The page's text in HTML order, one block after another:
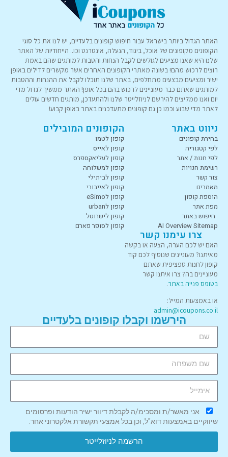
האתר הגדול ביותר בישראל עבור חיפוש קופונים בלעדיים, יש לנו את כל סוגי
הקופונים מקופונים של אוכל, ביגוד, הנעלה, אינטרנט וכו.. הייחודיות של האתר
שלנו היא שאנו מציעים לגולשים לקבל הנחות והטבות למותגים שהם באמת
רוצים לרכוש מהם! בשונה מאתרי הקופונים האחרים אשר מקשרים לדילים באופן
ישיר ומציעים מבצעים מתחלפים, באתר שלנו תוכלו לקבל את ההנחות וההטבות
למותגים שאתם כבר מעוניינים לרכוש בהם בכל אופן! האתר ממשיך לגדול מדי
יום ואנו ממליצים להירשם לניוזלייטר שלנו ולהתעדכן, מותגים חדשים עולים
לאתר מדי שבוע וכמו כן גם קופונים מתעדכנים באתר באופן קבוע!
ניווט באתר
בחירת קופונים
לפי קטגוריה
לפי חנות / אתר
רשימת חנויות
צור קשר
מאמרים
הוספת קופון
מפת אתר
חיפוש באתר
AI Overview Sitemap
הקופונים המובילים
קופון לטמו
קופון לאייס
קופון לעליאקספרס
קופון למשלוחה
קופון לביתילי
קופון לאייבורי
קופון לeSimo
קופון לurban
קופון לישרוטל
קופון לסופר פארם
צרו עימנו קשר
האם יש לכם הערה, הצעה או בקשה
מאיתנו? מעוניינים שנוסיף לכם קוד
קופון לחנות ספציפית שאתם
מעוניינים בה? צרו איתנו קשר
בטופס פנייה באתר.
או באמצעות המייל:
admin@icoupons.co.il
הירשמו וקבלו קופונים בלעדיים
אני מאשר/ת ומסכימ/ה לקבלת דיוור ישיר הודעות ופרסומים
שיווקיים באמצעות דוא"ל, וכן בכל אמצעי תקשורת אלקטרוני אחר.
הרשמה לניוזלייטר